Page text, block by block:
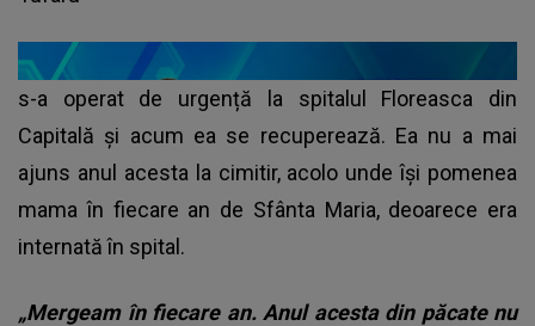
s-a operat de urgență la spitalul Floreasca din
Capitală și acum ea se recuperează. Ea nu a mai
ajuns anul acesta la cimitir, acolo unde își pomenea
mama în fiecare an de Sfânta Maria, deoarece era
internată în spital.
„Mergeam în fiecare an. Anul acesta din păcate nu